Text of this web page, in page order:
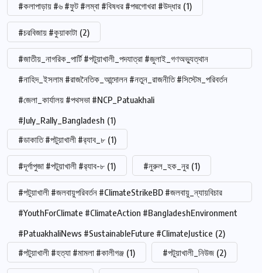
#কলাপাড়ায় #৬ #ফুট #লম্বা #বিষধর #পদ্মগোখরা #উদ্ধার (1)
#চরবিজায় #কুয়াকাটা (2)
#জাতীয়_নাগরিক_পার্টি #পটুয়াখালী_পদযাত্রা #জুলাই_গণঅভ্যুত্থান
#নাহিদ_ইসলাম #রাজনৈতিক_আন্দোলন #নতুন_রাজনীতি #সিস্টেম_পরিবর্তন
#জেলা_কার্যালয় #পথসভা #NCP_Patuakhali
#July_Rally_Bangladesh (1)
#ডাকাতি #পটুয়াখালী #র‍্যাব_৮ (1)
#দূর্গাপুজা #পটুয়াখালী #র‍্যাব-৮ (1) #নুরুল_হক_নুর (1)
#পটুয়াখালী #জলবায়ুপরিবর্তন #ClimateStrikeBD #জলবায়ু_ন্যায়বিচার
#YouthForClimate #ClimateAction #BangladeshEnvironment
#PatuakhaliNews #SustainableFuture #ClimateJustice (2)
#পটুয়াখালী #হত্যা #মামলা #কালীগঞ্জ (1) #পটুয়াখালী_নিউজ (2)